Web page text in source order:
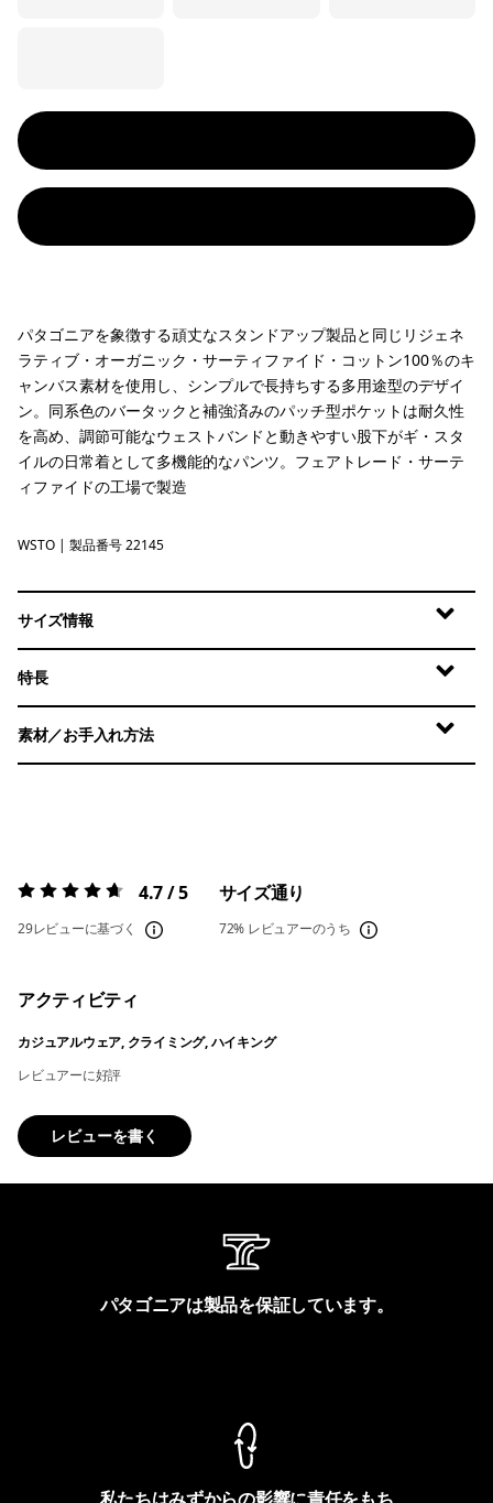
パタゴニアを象徴する頑丈なスタンドアップ製品と同じリジェネ
ラティブ・オーガニック・サーティファイド・コットン100％のキ
ャンバス素材を使用し、シンプルで長持ちする多用途型のデザイ
ン。同系色のバータックと補強済みのパッチ型ポケットは耐久性
を高め、調節可能なウェストバンドと動きやすい股下がギ・スタ
イルの日常着として多機能的なパンツ。フェアトレード・サーテ
ィファイドの工場で製造
Weathered Stone
WSTO | 製品番号 22145
サイズ情報
特長
素材／お手入れ方法
評価:4.7 / 5 4.7 / 5
29レビューに基づく
サイズ通り
72% レビュアーのうち
アクティビティ
カジュアルウェア, クライミング, ハイキング
レビュアーに好評
レビューを書く
パタゴニアは製品を保証しています。